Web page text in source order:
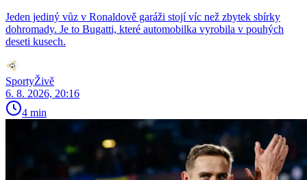
Jeden jediný vůz v Ronaldově garáži stojí víc než zbytek sbírky
dohromady. Je to Bugatti, které automobilka vyrobila v pouhých
deseti kusech.
SportyŽivě
6. 8. 2026, 20:16
4 min